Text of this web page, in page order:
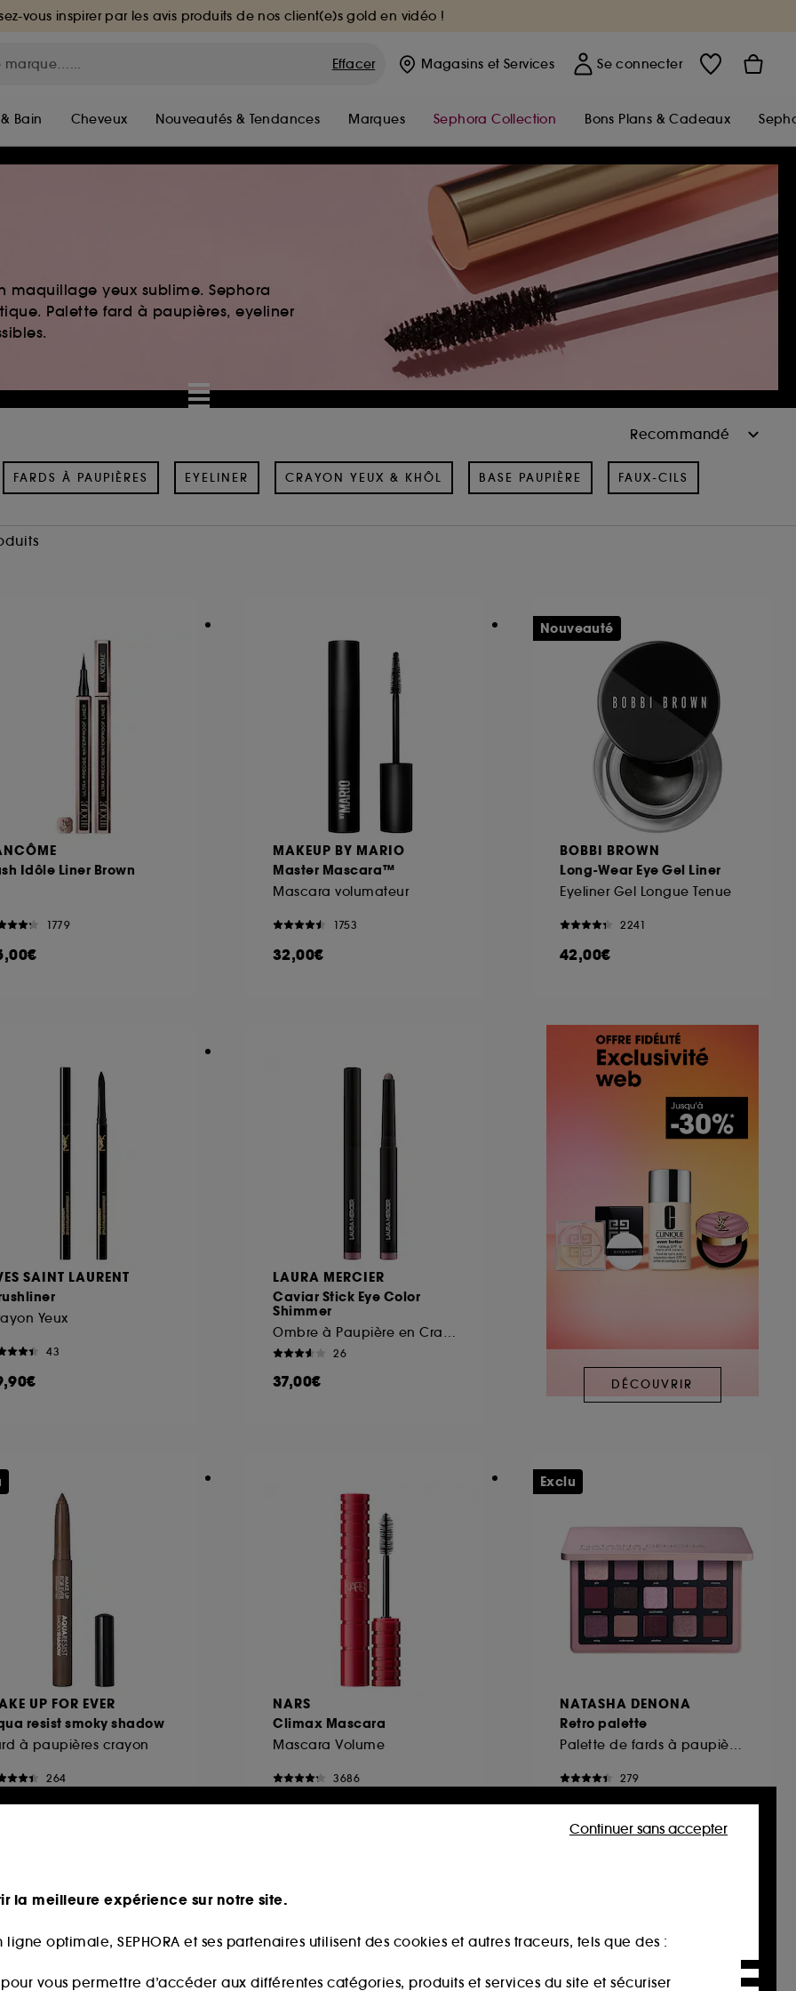
vous inspirer par les avis produits de nos client(e)s gold en vidéo !
Effacer Magasins et Services Se connecter
Bain Cheveux Nouveautés & Tendances Marques Sephora Collection Bons Plans & Cadeaux
maquillage yeux sublime. Sephora
Palette fard à paupières, eyeliner
FARDS À PAUPIÈRES EYELINER CRAYON YEUX & KHÔL BASE PAUPIÈRE FAUX-CILS
Idôle Liner Brown
1779
MAKEUP BY MARIO
Master Mascara™
Mascara volumateur
1753
32,00€
BOBBI BROWN
Long-Wear Eye Gel Liner
Eyeliner Gel Longue Tenue
2241
42,00€
Nouveauté
SAINT LAURENT
Yeux
43
LAURA MERCIER
Caviar Stick Eye Color
Shimmer
26
37,00€ DÉCOUVRIR
UP FOR EVER
resist smoky shadow
à paupières crayon
264
NARS
Climax Mascara
Mascara Volume
3686
34,00€
NATASHA DENONA
Retro palette
279
76,00€
Exclu
la meilleure expérience sur notre site.
optimale, SEPHORA et ses partenaires utilisent des cookies et autres traceurs, tels que des :
pour vous permettre d’accéder aux différentes catégories, produits et services du site et sécuriser
Continuer sans accepter